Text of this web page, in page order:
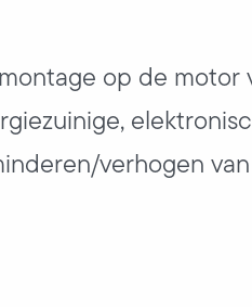
op de motor
verhogen